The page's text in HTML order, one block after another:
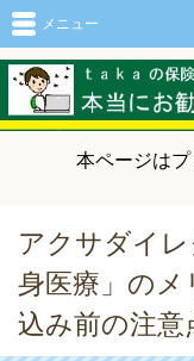
本ページは
メニュー
アクサダイ
身医療」の
込み前の注意